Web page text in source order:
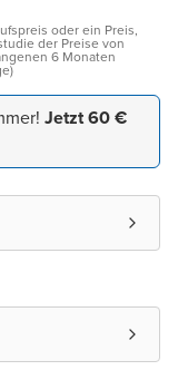
oder ein Preis,
der Preise von
6 Monaten
Jetzt 60 €